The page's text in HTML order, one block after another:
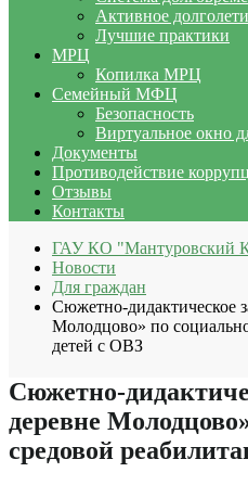
Активное
Лучшие практики
МРЦ
Копилка МРЦ
Семейный МФЦ
Безопасность
Виртуальное окно
Документы
Противодействие
Отзывы
Контакты
ГАУ КО
Новости
Для граждан
Сюжетно-дидактическое
Молодцово» по
детей с ОВЗ
Сюжетно-
деревне
средовой